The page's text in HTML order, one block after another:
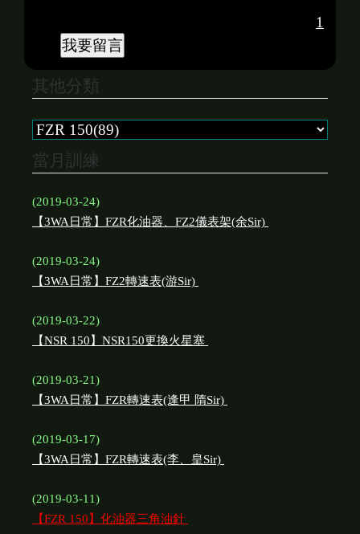
1
其他分類
當月訓練
(2019-03-24)
【3WA日常】FZR化油器、FZ2儀表架(余Sir)
(2019-03-24)
【3WA日常】FZ2轉速表(游Sir)
(2019-03-22)
【NSR 150】NSR150更換火星塞
(2019-03-21)
【3WA日常】FZR轉速表(逢甲 隋Sir)
(2019-03-17)
【3WA日常】FZR轉速表(李、皇Sir)
(2019-03-11)
【FZR 150】化油器三角油針